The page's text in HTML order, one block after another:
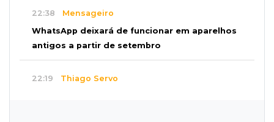
22:38 Mensageiro
WhatsApp deixará de funcionar em aparelhos
antigos a partir de setembro
22:19 Thiago Servo